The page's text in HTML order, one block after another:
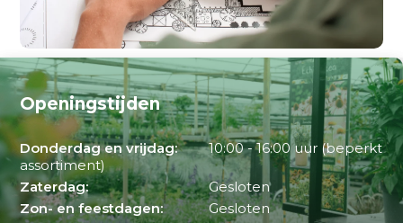
Openingstijden
Donderdag en vrijdag:
10:00 - 16:00 uur (beperkt
assortiment)
Zaterdag:
Gesloten
Zon- en feestdagen:
Gesloten